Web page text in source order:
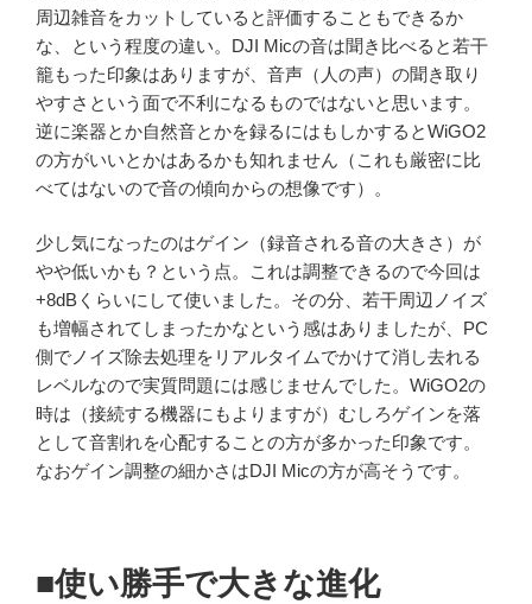
周辺雑音をカットしていると評価することもできるか
な、という程度の違い。DJI Micの音は聞き比べると若干
籠もった印象はありますが、音声（人の声）の聞き取り
やすさという面で不利になるものではないと思います。
逆に楽器とか自然音とかを録るにはもしかするとWiGO2
の方がいいとかはあるかも知れません（これも厳密に比
べてはないので音の傾向からの想像です）。
少し気になったのはゲイン（録音される音の大きさ）が
やや低いかも？という点。これは調整できるので今回は
+8dBくらいにして使いました。その分、若干周辺ノイズ
も増幅されてしまったかなという感はありましたが、PC
側でノイズ除去処理をリアルタイムでかけて消し去れる
レベルなので実質問題には感じませんでした。WiGO2の
時は（接続する機器にもよりますが）むしろゲインを落
として音割れを心配することの方が多かった印象です。
なおゲイン調整の細かさはDJI Micの方が高そうです。
■使い勝手で大きな進化